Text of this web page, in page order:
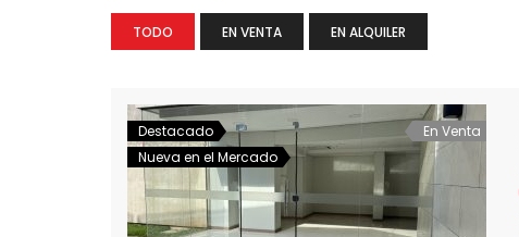
TODO EN VENTA EN ALQUILER
Destacado
Nueva en el Mercado
En Venta